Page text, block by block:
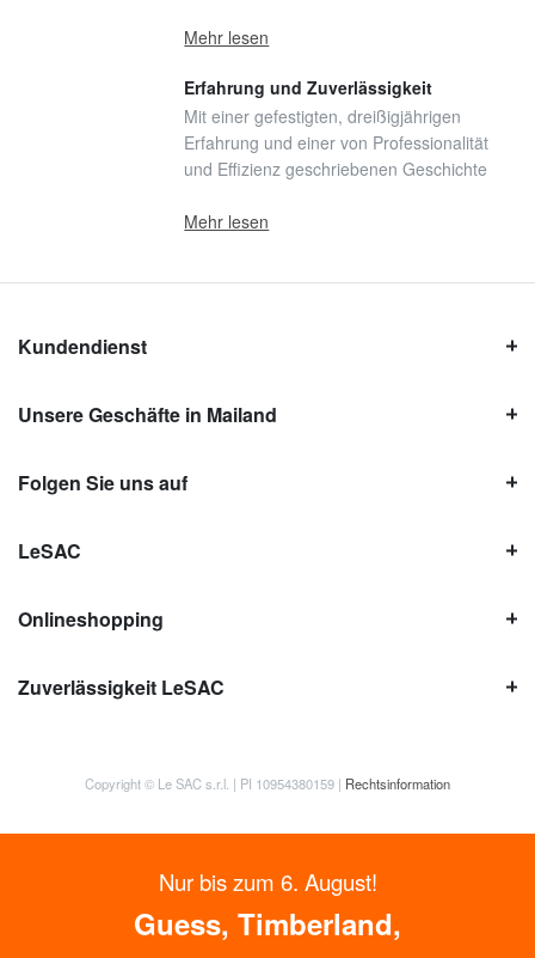
Mehr lesen
Erfahrung und Zuverlässigkeit
Mit einer gefestigten, dreißigjährigen
Erfahrung und einer von Professionalität
und Effizienz geschriebenen Geschichte
Mehr lesen
Kundendienst
Unsere Geschäfte in Mailand
Folgen Sie uns auf
LeSAC
Onlineshopping
Zuverlässigkeit LeSAC
Copyright © Le SAC s.r.l. | PI 10954380159 | Rechtsinformation
Nur bis zum 6. August!
Guess, Timberland,